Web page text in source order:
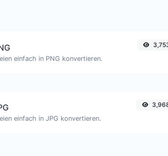
einfach in PNG konvertieren.
einfach in JPG konvertieren.